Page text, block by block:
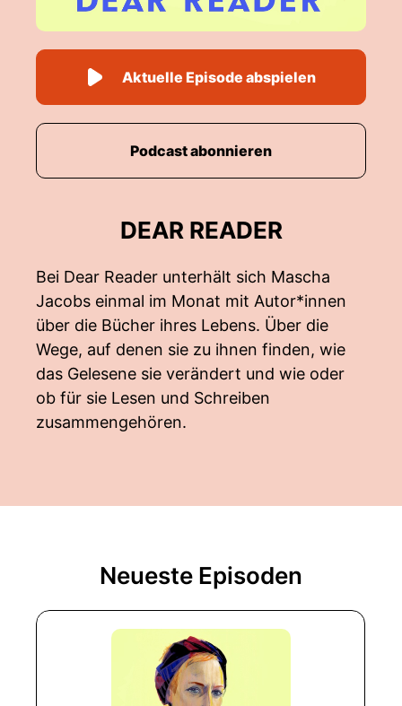
DEAR READER
Bei Dear Reader unterhält sich Mascha
Jacobs einmal im Monat mit Autor*innen
über die Bücher ihres Lebens. Über die
Wege, auf denen sie zu ihnen finden, wie
das Gelesene sie verändert und wie oder
ob für sie Lesen und Schreiben
zusammengehören.
Aktuelle Episode abspielen
Podcast abonnieren
Neueste Episoden